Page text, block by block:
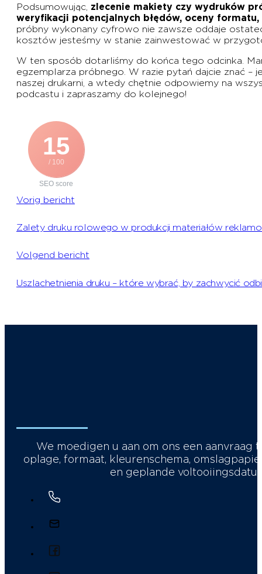
Podsumowując, zlecenie makiety czy wydruków
weryfikacji potencjalnych błędów, oceny
próbny wykonany cyfrowo nie zawsze oddaje
kosztów jesteśmy w stanie zainwestować w
W ten sposób dotarliśmy do końca tego odcinka.
egzemplarza próbnego. W razie pytań dajcie znać –
naszej drukarni, a wtedy chętnie odpowiemy na
podcastu i zapraszamy do kolejnego!
15
/ 100
SEO score
Vorig bericht
Zalety druku rolowego w produkcji materiałów
Volgend bericht
Uszlachetnienia druku – które wybrać, by zachwycić
We moedigen u aan om ons een
oplage, formaat, kleurenschema,
en geplande